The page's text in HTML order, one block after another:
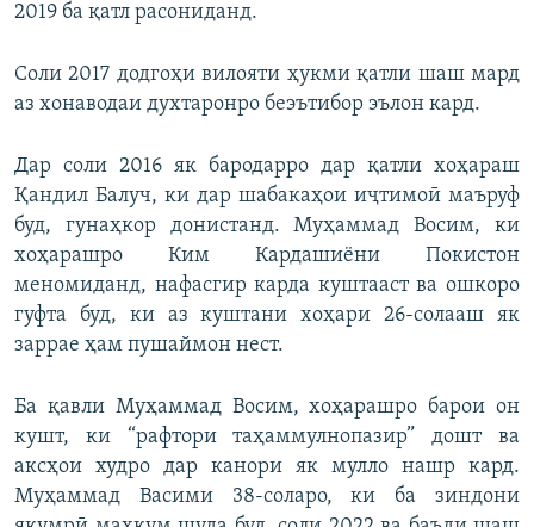
2019 ба қатл расониданд.
Соли 2017 додгоҳи вилояти ҳукми қатли шаш мард
аз хонаводаи духтаронро беэътибор эълон кард.
Дар соли 2016 як бародарро дар қатли хоҳараш
Қандил Балуч, ки дар шабакаҳои иҷтимоӣ маъруф
буд, гунаҳкор донистанд. Муҳаммад Восим, ки
хоҳарашро Ким Кардашиёни Покистон
меномиданд, нафасгир карда куштааст ва ошкоро
гуфта буд, ки аз куштани хоҳари 26-солааш як
заррае ҳам пушаймон нест.
Ба қавли Муҳаммад Восим, хоҳарашро барои он
кушт, ки “рафтори таҳаммулнопазир” дошт ва
аксҳои худро дар канори як мулло нашр кард.
Муҳаммад Васими 38-соларо, ки ба зиндони